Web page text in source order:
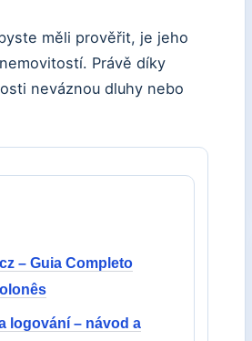
měli prověřit, je jeho
Právě díky
neváznou dluhy nebo
– Guia Completo
logování – návod a